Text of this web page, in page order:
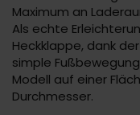
Maximum an
Als echte
Heckklappe, dank
simple
Modell auf einer
Durchmesser.